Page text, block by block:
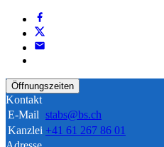
Öffnungszeiten
Kontakt
E-Mail stabs@bs.ch
Kanzlei +41 61 267 86 01